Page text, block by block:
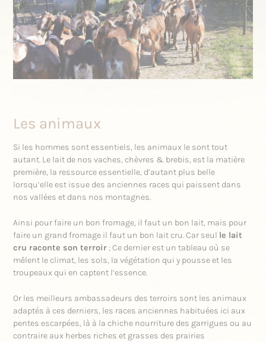
Les animaux
Si les hommes sont essentiels, les animaux le sont tout
autant. Le lait de nos vaches, chèvres & brebis, est la matière
première, la ressource essentielle, d’autant plus belle
lorsqu’elle est issue des anciennes races qui paissent dans
nos vallées et dans nos montagnes.
Ainsi pour faire un bon fromage, il faut un bon lait, mais pour
faire un grand fromage il faut un bon lait cru. Car seul le lait
cru raconte son terroir ; Ce dernier est un tableau où se
mêlent le climat, les sols, la végétation qui y pousse et les
troupeaux qui en captent l’essence.
Or les meilleurs ambassadeurs des terroirs sont les animaux
adaptés à ces derniers, les races anciennes habituées ici aux
pentes escarpées, là à la chiche nourriture des garrigues ou au
contraire aux herbes riches et grasses des prairies